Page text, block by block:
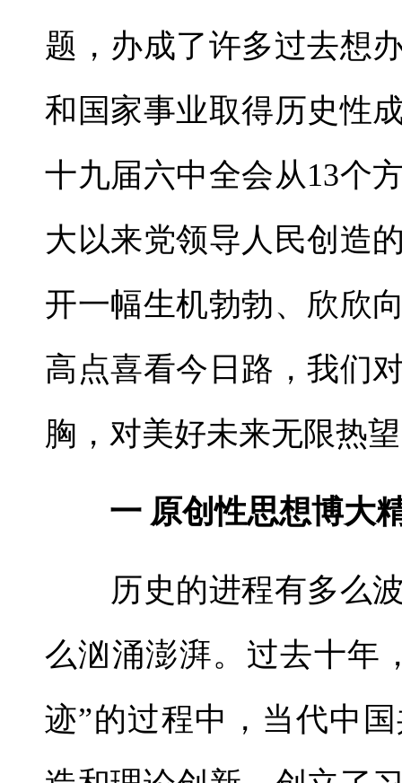
题，办成了许多过去想
和国家事业取得历史性
十九届六中全会从13个
大以来党领导人民创造
开一幅生机勃勃、欣欣
高点喜看今日路，我们
胸，对美好未来无限热
一 原创性思想博大
历史的进程有多么波
么汹涌澎湃。过去十年
迹”的过程中，当代中